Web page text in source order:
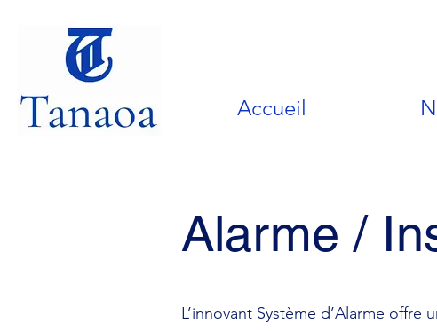
Accueil
Alarme /
L’innovant Système d’Alarme